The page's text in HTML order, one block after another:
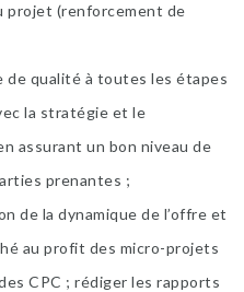
projet (renforcement de
de qualité à toutes les étapes
la stratégie et le
assurant un bon niveau de
prenantes ;
de la dynamique de l’offre et
au profit des micro-projets
CPC ; rédiger les rapports